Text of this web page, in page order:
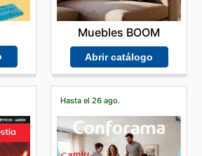
Muebles BOOM
Abrir catálogo
Hasta el 26 ago.